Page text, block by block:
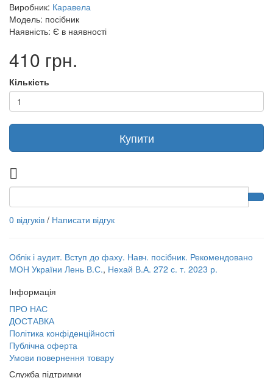
Виробник: Каравела
Модель: посібник
Наявність: Є в наявності
410 грн.
Кількість
Купити
0 відгуків / Написати відгук
Облік і аудит. Вступ до фаху. Навч. посібник. Рекомендовано
МОН України Лень В.С., Нехай В.А. 272 с. т. 2023 р.
Інформація
ПРО НАС
ДОСТАВКА
Політика конфіденційності
Публічна оферта
Умови повернення товару
Служба підтримки